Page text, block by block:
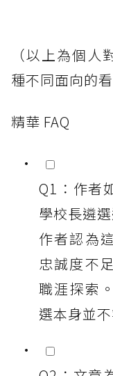
（以上為個人
種不同面向的看
精華 FAQ
Q1：作者
學校長遴
作者認為
忠誠度不
職涯探索
選本身並